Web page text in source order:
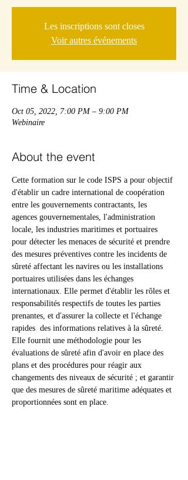
Les inscriptions sont closes
Voir autres événements
Time & Location
Oct 05, 2022, 7:00 PM – 9:00 PM
Webinaire
About the event
Cette formation sur le code ISPS a pour objectif
d'établir un cadre international de coopération
entre les gouvernements contractants, les
agences gouvernementales, l'administration
locale, les industries maritimes et portuaires
pour détecter les menaces de sécurité et prendre
des mesures préventives contre les incidents de
sûreté affectant les navires ou les installations
portuaires utilisées dans les échanges
internationaux. Elle permet d'établir les rôles et
responsabilités respectifs de toutes les parties
prenantes, et d'assurer la collecte et l'échange
rapides  des informations relatives à la sûreté.
Elle fournit une méthodologie pour les
évaluations de sûreté afin d'avoir en place des
plans et des procédures pour réagir aux
changements des niveaux de sécurité ; et garantir
que des mesures de sûreté maritime adéquates et
proportionnées sont en place.